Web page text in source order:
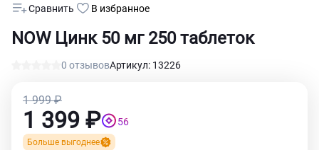
NOW Цинк 50 мг 250 таблеток
0 отзывовАртикул: 13226
Сравнить В избранное
1 999 ₽
1 399 ₽ 56
Больше выгоднее